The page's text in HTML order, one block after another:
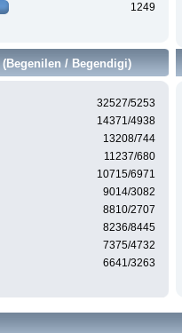
1249
(Begenilen / Begendigi)
32527/5253
14371/4938
13208/744
11237/680
10715/6971
9014/3082
8810/2707
8236/8445
7375/4732
6641/3263